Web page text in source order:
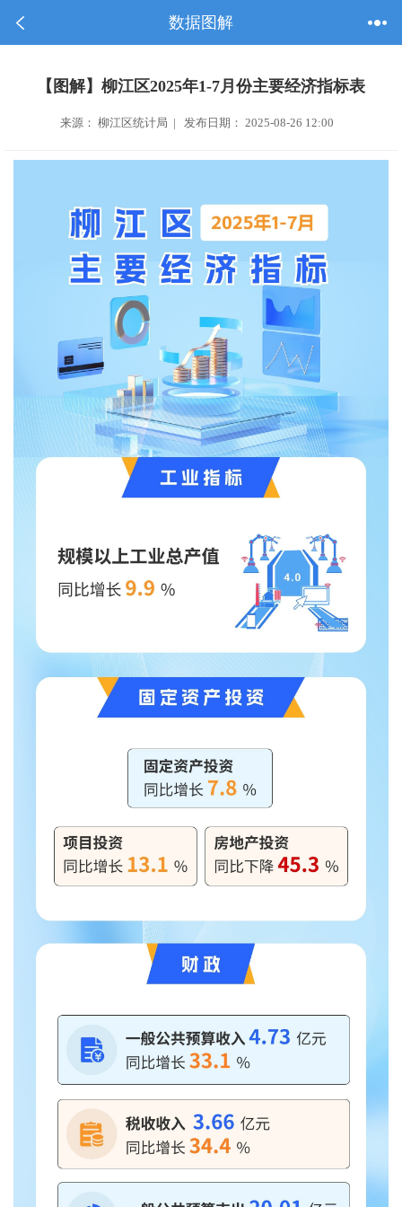
数据图解
【图解】柳江区2025年1-7月份主要经济指标表
来源： 柳江区统计局 | 发布日期： 2025-08-26 12:00